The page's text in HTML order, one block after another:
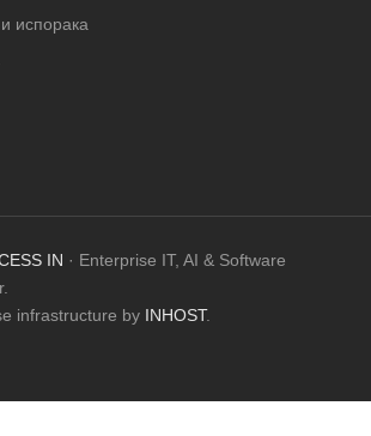
испорака
IN · Enterprise IT, AI & Software
infrastructure by INHOST.